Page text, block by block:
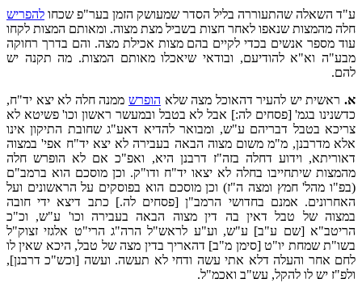
ע"ד השאלה שהתעוררה בליל הסדר שמעושק הזמן בער"פ שכחו להפריש
חלה מהמצות שנאפו לאחר חצות בשביל מצת מצוה. ומאותם המצות לקחו
עוד מספר אנשים בכדי לקיים בהם מצות אכילת מצה. והם בדרך רחוקה
מבע"ה וא"א להודיעם, ובודאי שיאכלו מאותם המצות. מה תקנה יש
להם.
א.ראשית יש להעיר דהאוכל מצה שלא הופרש ממנה חלה לא יצא יד"ח,
כדשנינו בגמ' [פסחים לה:] אבל לא בטבל ובמעשר ראשון וכו' פשיטא לא
צריכא בטבל דבריהם ע"ש, ומבואר להדיא דאע"ג שחובת התיקון אינו
אלא מדרבנן, מ"מ משום מצוה הבאה בעבירה לא יצא יד"ח אפי' במצוה
דאוריתא, וידוע דחלה בזה"ז דרבנן היא, ואפ"כ אם לא הופרש חלה
מהמצות שיתחייבו בחלה לא יצאו יד"ח ודו"ק. וכן מוסכם הוא ברמב"ם
(בפ"ו מהל' חמץ ומצה ה"ז) וכן מוסכם הוא בפוסקים על הראשונים ועל
האחרונים. אמנם בחדושי הרמב"ן [פסחים לה.] כתב דיצא ידי חובה
במצוה של טבל דאין בה דין מצוה הבאה בעבירה וכו' ע"ש, וכ"כ
הריטב"א [שם ע"ב] ע"ש, וע"ע לראש"ל הרה"ג הרי"ט אלגזי זצוק"ל
בשו"ת שמחת יו"ט [סימן מ"ב] דהאריך בדין מצה של טבל, היכא שאין לו
לחם אחר והעלה דלא אתי עשה ודחי לא תעשה. ועשה [וכש"כ דרבנן],
ולפ"ז יש לו להקל, עש"ב ואכמ"ל.